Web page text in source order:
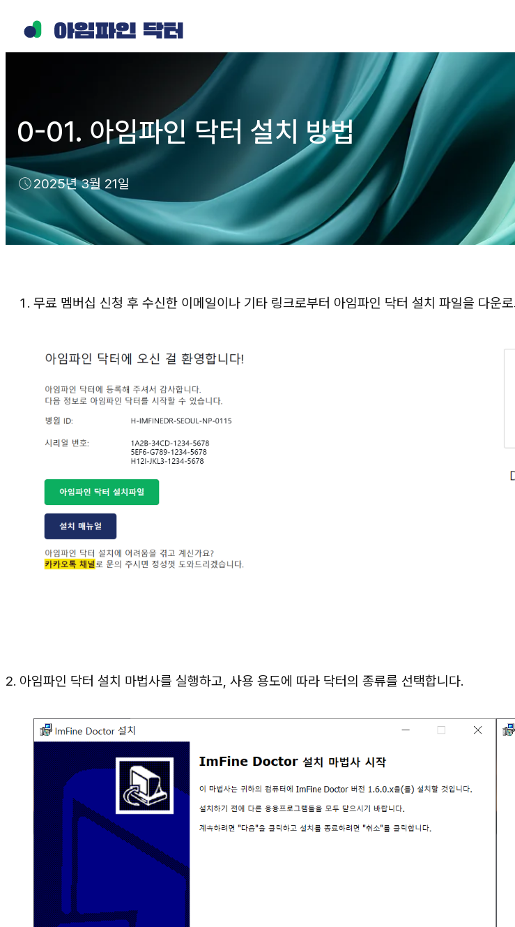
0-01. 아임파인 닥터 설치 방법
2025년 3월 21일
무료 멤버십 신청 후 수신한 이메일이나 기타 링크로부터 아임파인 닥터 설치 파일을 다운
2. 아임파인 닥터 설치 마법사를 실행하고, 사용 용도에 따라 닥터의 종류를 선택합니다.